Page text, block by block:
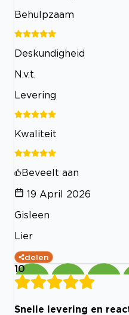
Behulpzaam
Deskundigheid
N.v.t.
Levering
Kwaliteit
Beveelt aan
19 April 2026
Gisleen
Lier
delen
10
Snelle levering en